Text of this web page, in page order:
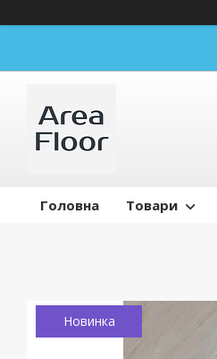
Головна Товари
Новинка